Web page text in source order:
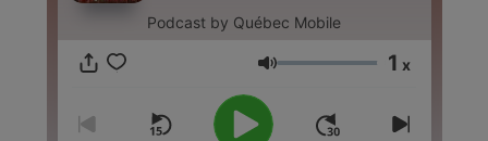
Podcast by Québec Mobile
Volumen 1 x